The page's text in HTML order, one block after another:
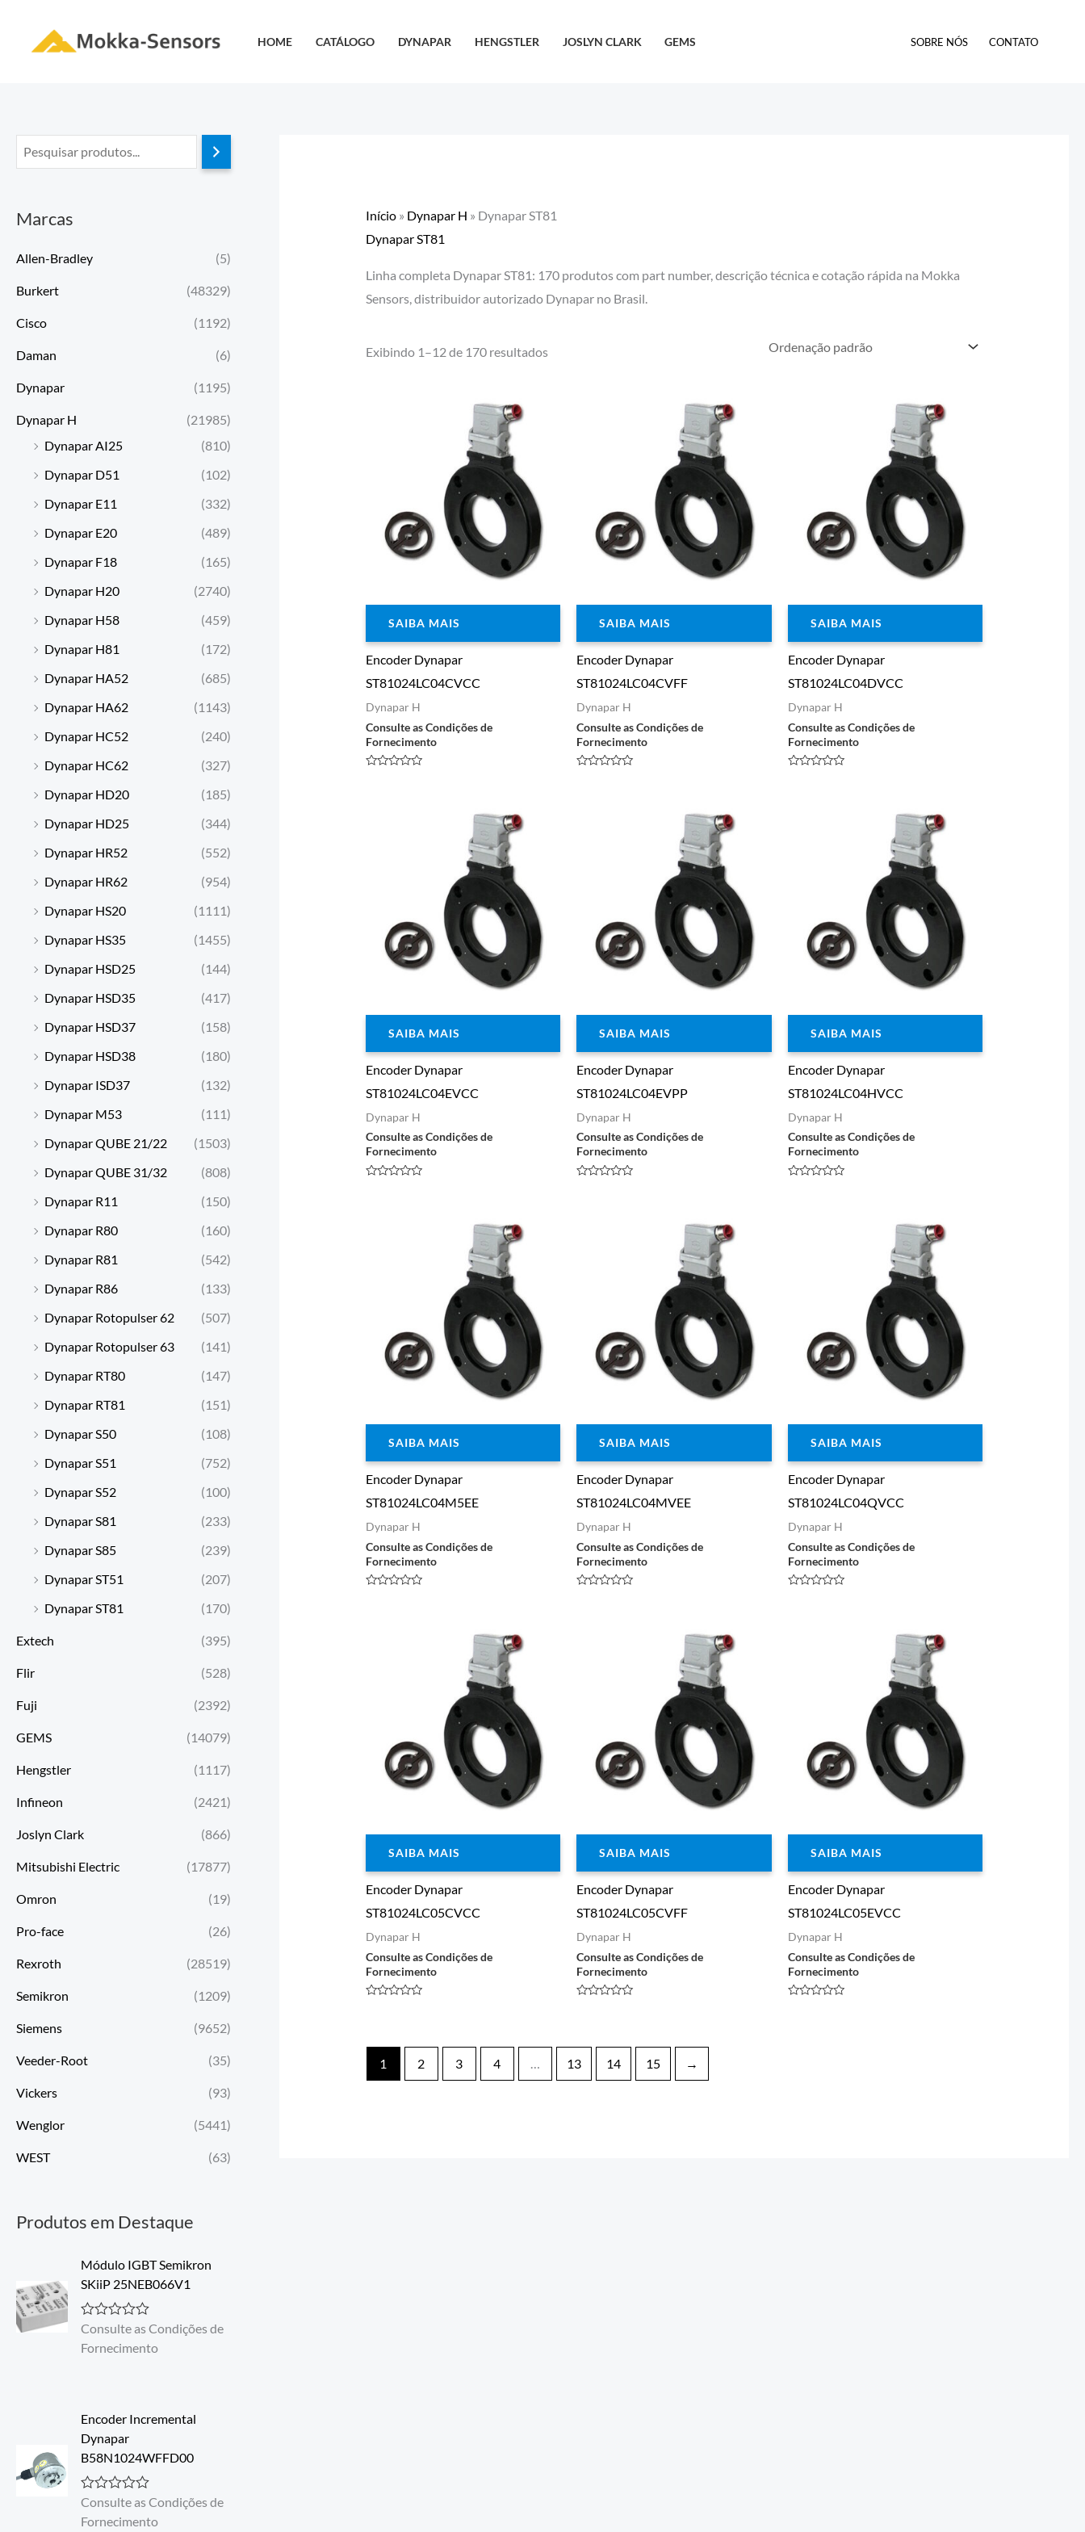
HOME CATÁLOGO DYNAPAR HENGSTLER JOSLYN CLARK GEMS SOBRE NÓS CONTATO
Marcas
Allen-Bradley (5)
Burkert (48329)
Cisco (1192)
Daman (6)
Dynapar (1195)
Dynapar H
(21985)
Dynapar AI25
(810)
Dynapar D51
(102)
Dynapar E11
(332)
Dynapar E20
(489)
Dynapar F18
(165)
Dynapar H20
(2740)
Dynapar H58
(459)
Dynapar H81
(172)
Dynapar HA52
(685)
Dynapar HA62
(1143)
Dynapar HC52
(240)
Dynapar HC62
(327)
Dynapar HD20
(185)
Dynapar HD25
(344)
Dynapar HR52
(552)
Dynapar HR62
(954)
Dynapar HS20
(1111)
Dynapar HS35
(1455)
Dynapar HSD25
(144)
Dynapar HSD35
(417)
Dynapar HSD37
(158)
Dynapar HSD38
(180)
Dynapar ISD37
(132)
Dynapar M53
(111)
Dynapar QUBE 21/22
(1503)
Dynapar QUBE 31/32
(808)
Dynapar R11
(150)
Dynapar R80
(160)
Dynapar R81
(542)
Dynapar R86
(133)
Dynapar Rotopulser 62
(507)
Dynapar Rotopulser 63
(141)
Dynapar RT80
(147)
Dynapar RT81
(151)
Dynapar S50
(108)
Dynapar S51
(752)
Dynapar S52
(100)
Dynapar S81
(233)
Dynapar S85
(239)
Dynapar ST51
(207)
Dynapar ST81
(170)
Extech (395)
Flir (528)
Fuji (2392)
GEMS (14079)
Hengstler (1117)
Infineon (2421)
Joslyn Clark (866)
Mitsubishi Electric (17877)
Omron (19)
Pro-face (26)
Rexroth (28519)
Semikron (1209)
Siemens (9652)
Veeder-Root (35)
Vickers (93)
Wenglor (5441)
WEST (63)
Produtos em Destaque
Módulo IGBT Semikron
SKiiP 25NEB066V1
A
v
a
ã
o
0
d
5
Consulte as Condições de
Fornecimento
Encoder Incremental
Dynapar
B58N1024WFFD00
A
v
a
Consulte as Condições de
Fornecimento
Início» Dynapar H » Dynapar ST81
Dynapar ST81
Linha completa Dynapar ST81: 170 produtos com part number, descrição técnica e cotação rápida na Mokka
Sensors, distribuidor autorizado Dynapar no Brasil.
Exibindo 1–12 de 170 resultados
SAIBA MAIS
Encoder Dynapar
ST81024LC04CVCC
Dynapar H
Consulte as Condições de
Fornecimento
SAIBA MAIS
Encoder Dynapar
ST81024LC04CVFF
Dynapar H
Consulte as Condições de
Fornecimento
SAIBA MAIS
Encoder Dynapar
ST81024LC04DVCC
Dynapar H
Consulte as Condições de
Fornecimento
SAIBA MAIS
Encoder Dynapar
ST81024LC04EVCC
Dynapar H
Consulte as Condições de
Fornecimento
SAIBA MAIS
Encoder Dynapar
ST81024LC04EVPP
Dynapar H
Consulte as Condições de
Fornecimento
SAIBA MAIS
Encoder Dynapar
ST81024LC04HVCC
Dynapar H
Consulte as Condições de
Fornecimento
SAIBA MAIS
Encoder Dynapar
ST81024LC04M5EE
Dynapar H
Consulte as Condições de
Fornecimento
SAIBA MAIS
Encoder Dynapar
ST81024LC04MVEE
Dynapar H
Consulte as Condições de
Fornecimento
SAIBA MAIS
Encoder Dynapar
ST81024LC04QVCC
Dynapar H
Consulte as Condições de
Fornecimento
SAIBA MAIS
Encoder Dynapar
ST81024LC05CVCC
Dynapar H
Consulte as Condições de
Fornecimento
SAIBA MAIS
Encoder Dynapar
ST81024LC05CVFF
Dynapar H
Consulte as Condições de
Fornecimento
SAIBA MAIS
Encoder Dynapar
ST81024LC05EVCC
Dynapar H
Consulte as Condições de
Fornecimento
1 2 3 4 … 13 14 15 →